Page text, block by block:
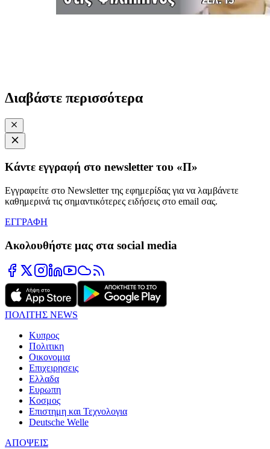
Διαβάστε περισσότερα
Κάντε εγγραφή στο newsletter του «Π»
Εγγραφείτε στο Newsletter της εφημερίδας για να λαμβάνετε
καθημερινά τις σημαντικότερες ειδήσεις στο email σας.
ΕΓΓΡΑΦΗ
Ακολουθήστε μας στα social media
ΠΟΛΙΤΗΣ NEWS
Κυπρος
Πολιτικη
Οικονομια
Επιχειρησεις
Ελλαδα
Ευρωπη
Κοσμος
Επιστημη και Τεχνολογια
Deutsche Welle
ΑΠΟΨΕΙΣ